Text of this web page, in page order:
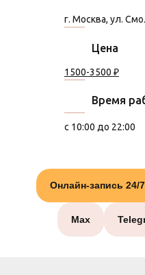
с 10:00 до 22:00
1500-3500 ₽
Цена
г. Москва, ул.
Время
Онлайн-запись 24/7
Max